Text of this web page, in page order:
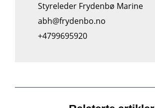
Styreleder Frydenbø Marine
abh@frydenbo.no
+4799695920